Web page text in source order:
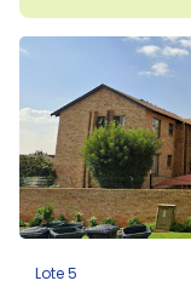
Lote 5